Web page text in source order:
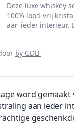
Deze luxe whiskey
100% lood-vrij
aan ieder interieur.
by GDLF
word
aan ieder